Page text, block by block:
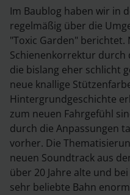
Im Baublog haben wir in
regelmäßig über die
"Toxic Garden" berichtet.
Schienenkorrektur durch
die bislang eher schlicht
neue knallige
Hintergrundgeschichte
zum neuen Fahrgefühl
durch die Anpassungen
vorher. Die
neuen Soundtrack aus
über 20 Jahre alte und
sehr beliebte Bahn